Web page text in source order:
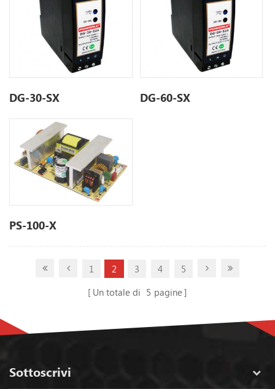
DG-30-SX DG-60-SX
PS-100-X
1 2 3 4
5
Un totale di 5 pagine
Sottoscrivi